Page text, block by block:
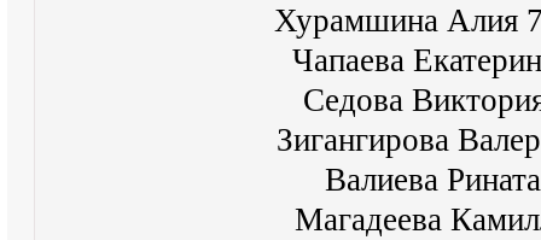
Хурамшина Алия
Чапаева
Седова
Зигангирова
Валиева
Магадеева